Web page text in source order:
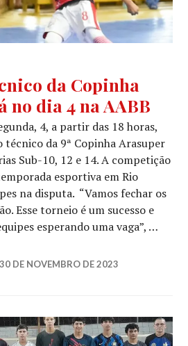
da Copinha
no dia 4 na AABB
4, a partir das 18 horas,
técnico da 9ª Copinha Arasuper
Sub-10, 12 e 14. A competição
esportiva em Rio
na disputa. “Vamos fechar os
Esse torneio é um sucesso e
esperando uma vaga”, …
30 DE NOVEMBRO DE 2023